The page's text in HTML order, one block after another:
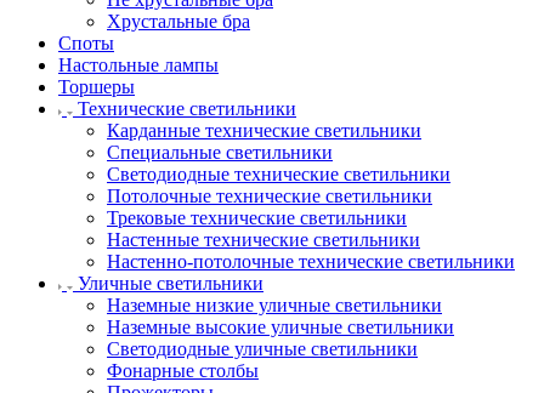
Хрустальные бра
Споты
Настольные лампы
Торшеры
Технические светильники
Карданные технические светильники
Специальные светильники
Светодиодные технические светильники
Потолочные технические светильники
Трековые технические светильники
Настенные технические светильники
Настенно-потолочные технические светильники
Уличные светильники
Наземные низкие уличные светильники
Наземные высокие уличные светильники
Светодиодные уличные светильники
Фонарные столбы